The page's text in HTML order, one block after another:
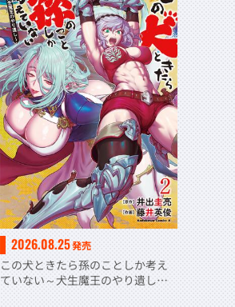
2026.08.25発売
この犬ときたら孫のことしか考え
ていない～犬生魔王のやり遺し